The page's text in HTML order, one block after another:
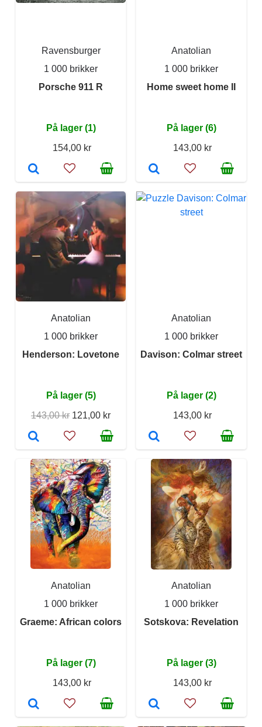
Ravensburger
1 000 brikker
Porsche 911 R
På lager (1)
154,00 kr
Anatolian
1 000 brikker
Home sweet home II
På lager (6)
143,00 kr
Anatolian
1 000 brikker
Henderson: Lovetone
På lager (5)
143,00 kr 121,00 kr
Anatolian
1 000 brikker
Davison: Colmar street
På lager (2)
143,00 kr
Anatolian
1 000 brikker
Graeme: African colors
På lager (7)
143,00 kr
Anatolian
1 000 brikker
Sotskova: Revelation
På lager (3)
143,00 kr